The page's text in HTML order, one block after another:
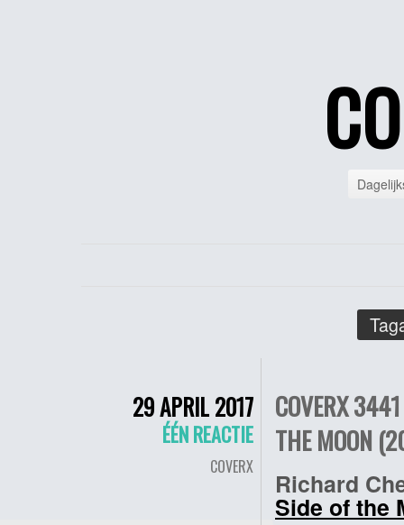
29 APRIL 2017
ÉÉN REACTIE
COVERX
COVERX
THE MOON
Richard
Side of the